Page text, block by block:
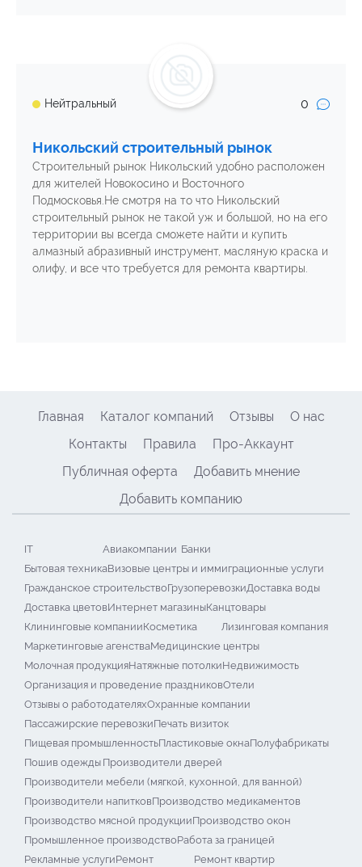
Нейтральный 0
Никольский строительный рынок
Строительный рынок Никольский удобно расположен
для жителей Новокосино и Восточного
Подмосковья.Не смотря на то что Никольский
строительный рынок не такой уж и большой, но на его
территории вы всегда сможете найти и купить
алмазный абразивный инструмент, масляную краска и
олифу, и все что требуется для ремонта квартиры.
Главная Каталог компаний Отзывы
О нас
Контакты
Правила
Про-Аккаунт
Публичная оферта
Добавить мнение
Добавить компанию
IT Авиакомпании Банки
Бытовая техникаВизовые центры и иммиграционные услуги
Гражданское строительствоГрузоперевозкиДоставка воды
Доставка цветовИнтернет магазиныКанцтовары
Клининговые компанииКосметика
Лизинговая компания
Маркетинговые агенстваМедицинские центры
Молочная продукцияНатяжные потолкиНедвижимость
Организация и проведение праздниковОтели
Отзывы о работодателяхОхранные компании
Пассажирские перевозкиПечать визиток
Пищевая промышленностьПластиковые окнаПолуфабрикаты
Пошив одежды Производители дверей
Производители мебели (мягкой, кухонной, для ванной)
Производители напитковПроизводство медикаментов
Производство мясной продукцииПроизводство окон
Промышленное производствоРабота за границей
Рекламные услугиРемонт Ремонт квартир